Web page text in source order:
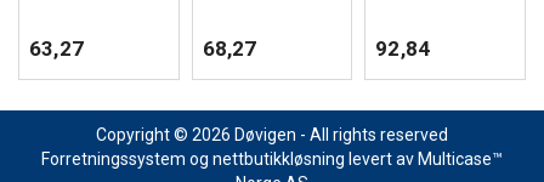
63,27 68,27 92,84
Copyright © 2026 Døvigen - All rights reserved
Forretningssystem og nettbutikkløsning levert av Multicase™